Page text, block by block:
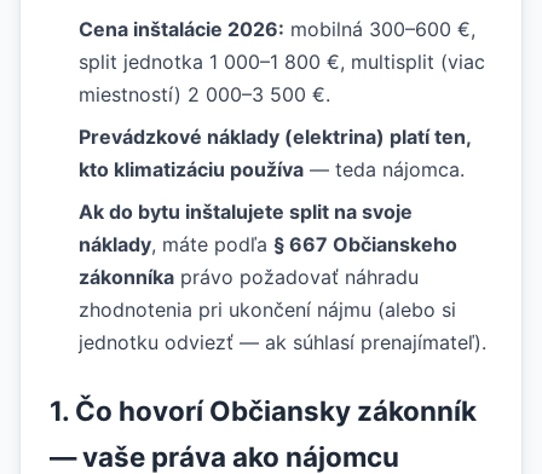
Cena inštalácie 2026: mobilná 300–600 €,
split jednotka 1 000–1 800 €, multisplit (viac
miestností) 2 000–3 500 €.
Prevádzkové náklady (elektrina) platí ten,
kto klimatizáciu používa — teda nájomca.
Ak do bytu inštalujete split na svoje
náklady, máte podľa § 667 Občianskeho
zákonníka právo požadovať náhradu
zhodnotenia pri ukončení nájmu (alebo si
jednotku odviezť — ak súhlasí prenajímateľ).
1. Čo hovorí Občiansky zákonník
— vaše práva ako nájomcu